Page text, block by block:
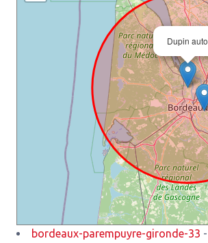
Dupin auto
bordeaux-parempuyre-gironde-33 -